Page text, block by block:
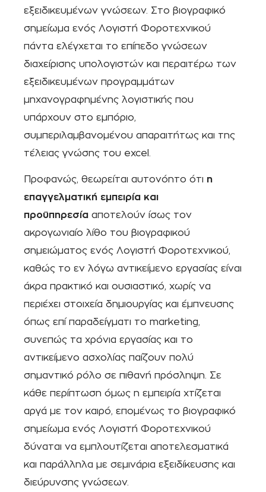
εξειδικευμένων γνώσεων. Στο βιογραφικό
σημείωμα ενός Λογιστή Φοροτεχνικού
πάντα ελέγχεται το επίπεδο γνώσεων
διαχείρισης υπολογιστών και περαιτέρω των
εξειδικευμένων προγραμμάτων
μηχανογραφημένης λογιστικής που
υπάρχουν στο εμπόριο,
συμπεριλαμβανομένου απαραιτήτως και της
τέλειας γνώσης του excel.
Προφανώς, θεωρείται αυτονόητο ότι η
επαγγελματική εμπειρία και
προϋπηρεσία αποτελούν ίσως τον
ακρογωνιαίο λίθο του βιογραφικού
σημειώματος ενός Λογιστή Φοροτεχνικού,
καθώς το εν λόγω αντικείμενο εργασίας είναι
άκρα πρακτικό και ουσιαστικό, χωρίς να
περιέχει στοιχεία δημιουργίας και έμπνευσης
όπως επί παραδείγματι το marketing,
συνεπώς τα χρόνια εργασίας και το
αντικείμενο ασχολίας παίζουν πολύ
σημαντικό ρόλο σε πιθανή πρόσληψη. Σε
κάθε περίπτωση όμως η εμπειρία χτίζεται
αργά με τον καιρό, επομένως το βιογραφικό
σημείωμα ενός Λογιστή Φοροτεχνικού
δύναται να εμπλουτίζεται αποτελεσματικά
και παράλληλα με σεμινάρια εξειδίκευσης και
διεύρυνσης γνώσεων.